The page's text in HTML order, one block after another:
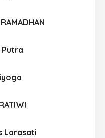
Putra
Larasati